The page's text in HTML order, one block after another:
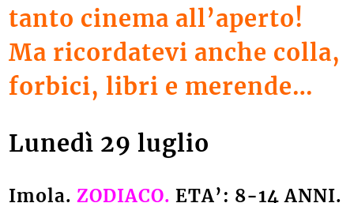
tanto cinema all’aperto!
Ma ricordatevi anche colla,
forbici, libri e merende…
Lunedì 29 luglio
Imola. ZODIACO. ETA’: 8-14 ANNI.